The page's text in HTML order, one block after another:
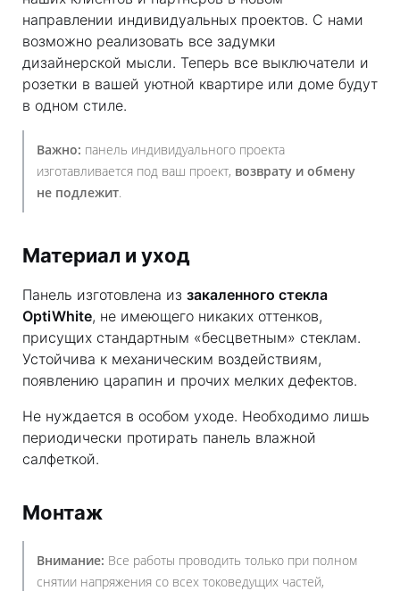
направлении индивидуальных проектов. С нами
возможно реализовать все задумки
дизайнерской мысли. Теперь все выключатели и
розетки в вашей уютной квартире или доме будут
в одном стиле.
Важно: панель индивидуального проекта
изготавливается под ваш проект, возврату и обмену
не подлежит.
Материал и уход
Панель изготовлена из закаленного стекла
OptiWhite, не имеющего никаких оттенков,
присущих стандартным «бесцветным» стеклам.
Устойчива к механическим воздействиям,
появлению царапин и прочих мелких дефектов.
Не нуждается в особом уходе. Необходимо лишь
периодически протирать панель влажной
салфеткой.
Монтаж
Внимание: Все работы проводить только при полном
снятии напряжения со всех токоведущих частей,